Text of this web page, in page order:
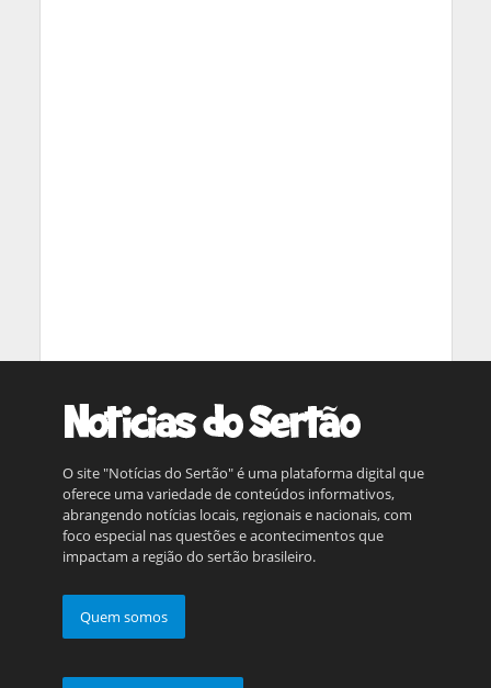
O site "Notícias do Sertão" é uma plataforma digital que
oferece uma variedade de conteúdos informativos,
abrangendo notícias locais, regionais e nacionais, com
foco especial nas questões e acontecimentos que
impactam a região do sertão brasileiro.
Quem somos